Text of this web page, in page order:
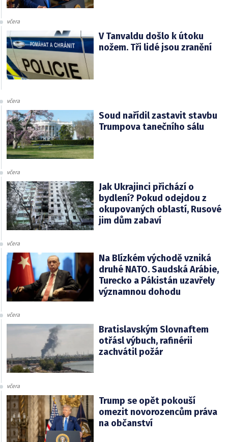
včera
V Tanvaldu došlo k útoku
nožem. Tři lidé jsou zranění
včera
Soud nařídil zastavit stavbu
Trumpova tanečního sálu
včera
Jak Ukrajinci přichází o
bydlení? Pokud odejdou z
okupovaných oblastí, Rusové
jim dům zabaví
včera
Na Blízkém východě vzniká
druhé NATO. Saudská Arábie,
Turecko a Pákistán uzavřely
významnou dohodu
včera
Bratislavským Slovnaftem
otřásl výbuch, rafinérii
zachvátil požár
včera
Trump se opět pokouší
omezit novorozencům práva
na občanství